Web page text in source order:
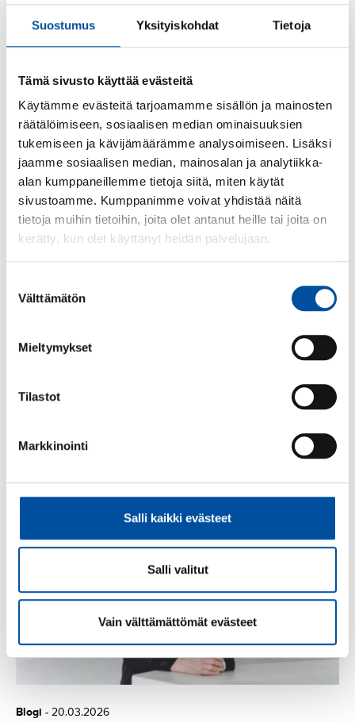
Suostumus Yksityiskohdat Tietoja
Tämä sivusto käyttää evästeitä
Käytämme evästeitä tarjoamamme sisällön ja mainosten
räätälöimiseen, sosiaalisen median ominaisuuksien
tukemiseen ja kävijämäärämme analysoimiseen. Lisäksi
jaamme sosiaalisen median, mainosalan ja analytiikka-
alan kumppaneillemme tietoja siitä, miten käytät
sivustoamme. Kumppanimme voivat yhdistää näitä
tietoja muihin tietoihin, joita olet antanut heille tai joita on
kerätty, kun olet käyttänyt heidän palvelujaan.
valinta
Välttämätön
Mieltymykset
Tilastot
Markkinointi
Salli kaikki evästeet
Salli valitut
Vain välttämättömät evästeet
Blogi -11.06.2026
Hyvän työyhteisön voima ja
vammaispalvelutyön ilo
Blogi -21.05.2026
Blogi - 20.03.2026